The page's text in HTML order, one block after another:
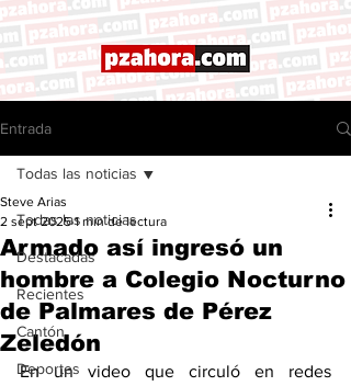
Entrada
Todas las noticias
Destacadas
Recientes
Cantón
Deportes
Todas las noticias
Armado así ingresó un
hombre a Colegio Nocturno
de Palmares de Pérez
Zeledón
Steve Arias
2 sept 2025 1 min de lectura
En un video que circuló en redes